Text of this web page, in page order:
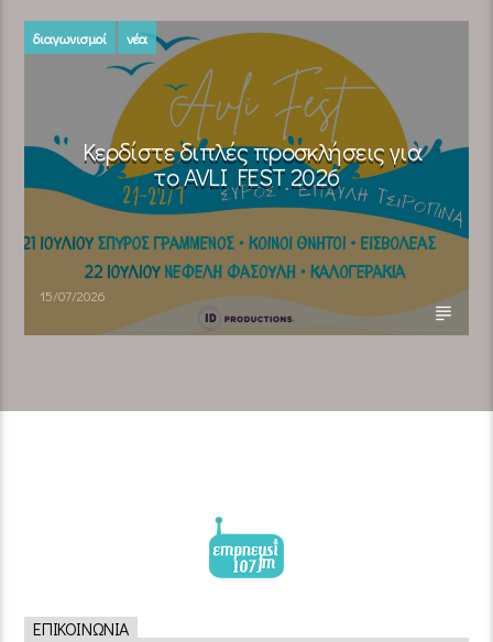
διαγωνισμοί νέα
Κερδίστε διπλές προσκλήσεις για
το AVLI FEST 2026
15/07/2026
ΕΠΙΚΟΙΝΩΝΊΑ